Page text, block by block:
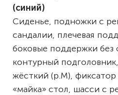
(синий)
Сиденье, подножки с
сандалии, плечевая
боковые поддержки без
контурный
жёсткий (р.M), фиксатор
«майка» стол, шасси с